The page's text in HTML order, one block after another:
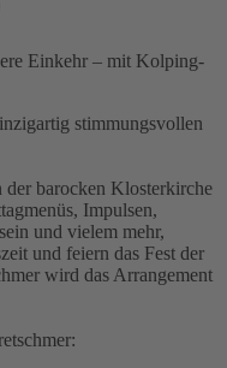
Einkehr – mit Kolping-
stimmungsvollen
der barocken Klosterkirche
Impulsen,
und vielem mehr,
und feiern das Fest der
wird das Arrangement